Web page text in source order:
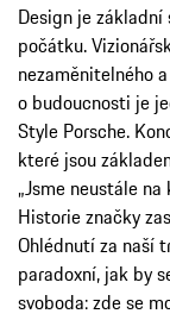
Design je
počátku.
nezaměnitelného
o budoucnosti je
Style Porsche.
které jsou
„Jsme neustále
Historie značky
Ohlédnutí za naší
paradoxní, jak by
svoboda: zde se